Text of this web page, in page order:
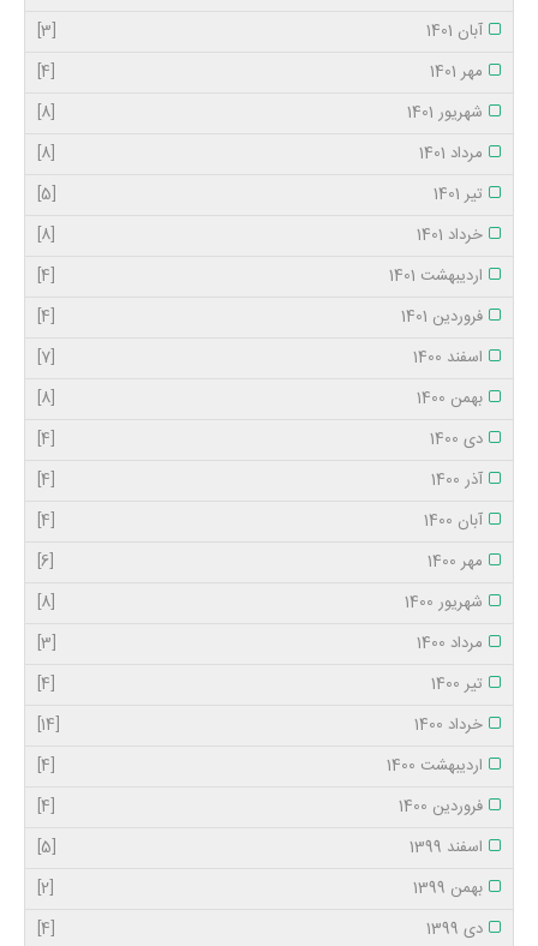
آبان 1401
[3]
مهر 1401
[4]
شهریور 1401
[8]
مرداد 1401
[8]
تیر 1401
[5]
خرداد 1401
[8]
اردیبهشت 1401
[4]
فروردین 1401
[4]
اسفند 1400
[7]
بهمن 1400
[8]
دی 1400
[4]
آذر 1400
[4]
آبان 1400
[4]
مهر 1400
[6]
شهریور 1400
[8]
مرداد 1400
[3]
تیر 1400
[4]
خرداد 1400
[14]
اردیبهشت 1400
[4]
فروردین 1400
[4]
اسفند 1399
[5]
بهمن 1399
[2]
دی 1399
[4]